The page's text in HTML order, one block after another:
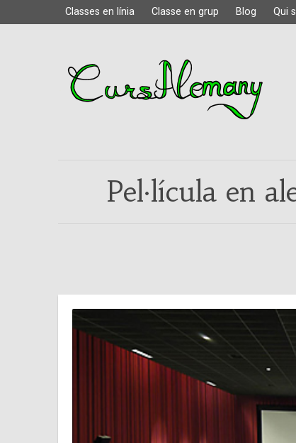
Classes en línia Classe en grup Blog Qui
Pel·lícula en